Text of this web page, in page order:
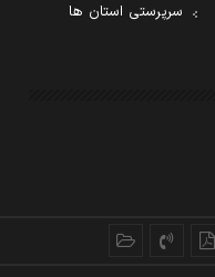
سرپرستی استان ها